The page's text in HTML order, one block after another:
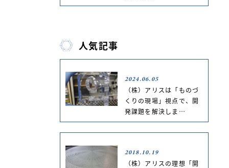
人気記事
2024.06.05
（株）アリスは「ものづ
くりの現場」視点で、開
発課題を解決しま…
2018.10.19
（株）アリスの理想「開